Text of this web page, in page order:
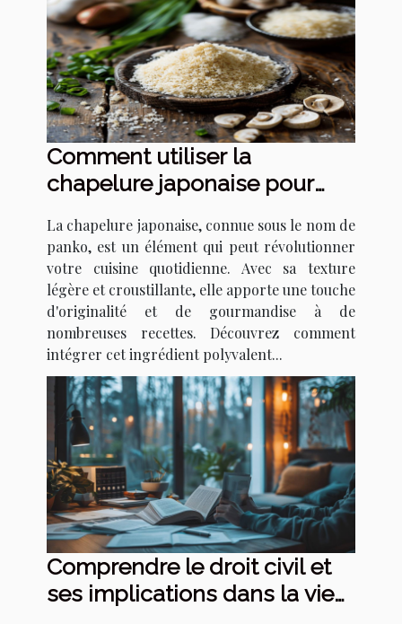
Comment utiliser la
chapelure japonaise pour
La chapelure japonaise, connue sous le nom de
panko, est un élément qui peut révolutionner
votre cuisine quotidienne. Avec sa texture
légère et croustillante, elle apporte une touche
d'originalité et de gourmandise à de
nombreuses recettes. Découvrez comment
intégrer cet ingrédient polyvalent...
Comprendre le droit civil et
ses implications dans la vie